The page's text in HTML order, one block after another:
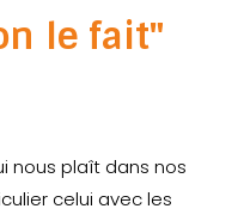
le fait"
nous plaît dans nos
celui avec les